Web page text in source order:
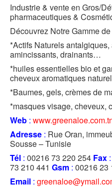
Industrie & vente en Gros/
pharmaceutiques &
Découvrez Notre Gamme de
*Actifs Naturels
amincissants, drainants…
*huiles essentielles bio et
cheveux aromatiques
*Baumes, gels, crèmes de
*masques visage, cheveux,
Web :
Adresse : Rue Oran,
Sousse – Tunisie
Tél : 00216 73 220 254 Fax :
73 210 441 Gsm : 00216 23
Email :